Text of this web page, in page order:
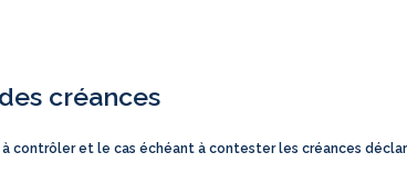
créances
contrôler et le cas échéant à contester les créances